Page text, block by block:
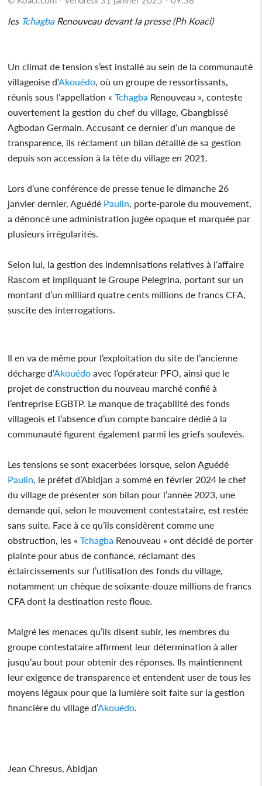
les TchagbaRenouveau devant la presse (Ph Koaci)
Un climat de tension s’est installé au sein de la communauté
villageoise d’Akouédo , où un groupe de ressortissants,
réunis sous l’appellation «Tchagba Renouveau », conteste
ouvertement la gestion du chef du village, Gbangbissé
Agbodan Germain. Accusant ce dernier d’un manque de
transparence, ils réclament un bilan détaillé de sa gestion
depuis son accession à la tête du village en 2021.
Lors d’une conférence de presse tenue le dimanche 26
janvier dernier, Aguédé Paulin , porte-parole du mouvement,
a dénoncé une administration jugée opaque et marquée par
plusieurs irrégularités.
Selon lui, la gestion des indemnisations relatives à l’affaire
Rascom et impliquant le Groupe Pelegrina, portant sur un
montant d’un milliard quatre cents millions de francs CFA,
suscite des interrogations.
Il en va de même pour l’exploitation du site de l’ancienne
décharge d’Akouédo avec l’opérateur PFO, ainsi que le
projet de construction du nouveau marché confié à
l’entreprise EGBTP. Le manque de traçabilité des fonds
villageois et l’absence d’un compte bancaire dédié à la
communauté figurent également parmi les griefs soulevés.
Les tensions se sont exacerbées lorsque, selon Aguédé
Paulin , le préfet d’Abidjan a sommé en février 2024 le chef
du village de présenter son bilan pour l’année 2023, une
demande qui, selon le mouvement contestataire, est restée
sans suite. Face à ce qu’ils considèrent comme une
obstruction, les «Tchagba Renouveau » ont décidé de porter
plainte pour abus de confiance, réclamant des
éclaircissements sur l’utilisation des fonds du village,
notamment un chèque de soixante-douze millions de francs
CFA dont la destination reste floue.
Malgré les menaces qu’ils disent subir, les membres du
groupe contestataire affirment leur détermination à aller
jusqu’au bout pour obtenir des réponses. Ils maintiennent
leur exigence de transparence et entendent user de tous les
moyens légaux pour que la lumière soit faite sur la gestion
financière du village d’Akouédo
Jean Chresus, Abidjan